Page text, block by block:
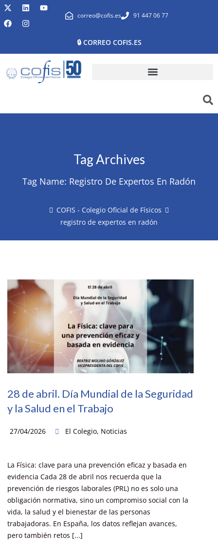
correo@cofis.es 91 447 06 77
🔒 CORREO COFIS.ES
Tag Archives
Tag Name: Registro De Expertos En Radón
COFIS - Colegio Oficial de Físicos
registro de expertos en radón
28 de abril. Día Mundial de la Seguridad
y la Salud en el Trabajo
27/04/2026 El Colegio, Noticias
La Física: clave para una prevención eficaz y basada en
evidencia Cada 28 de abril nos recuerda que la
prevención de riesgos laborales (PRL) no es solo una
obligación normativa, sino un compromiso social con la
vida, la salud y el bienestar de las personas
trabajadoras. En España, los datos reflejan avances,
pero también retos [...]